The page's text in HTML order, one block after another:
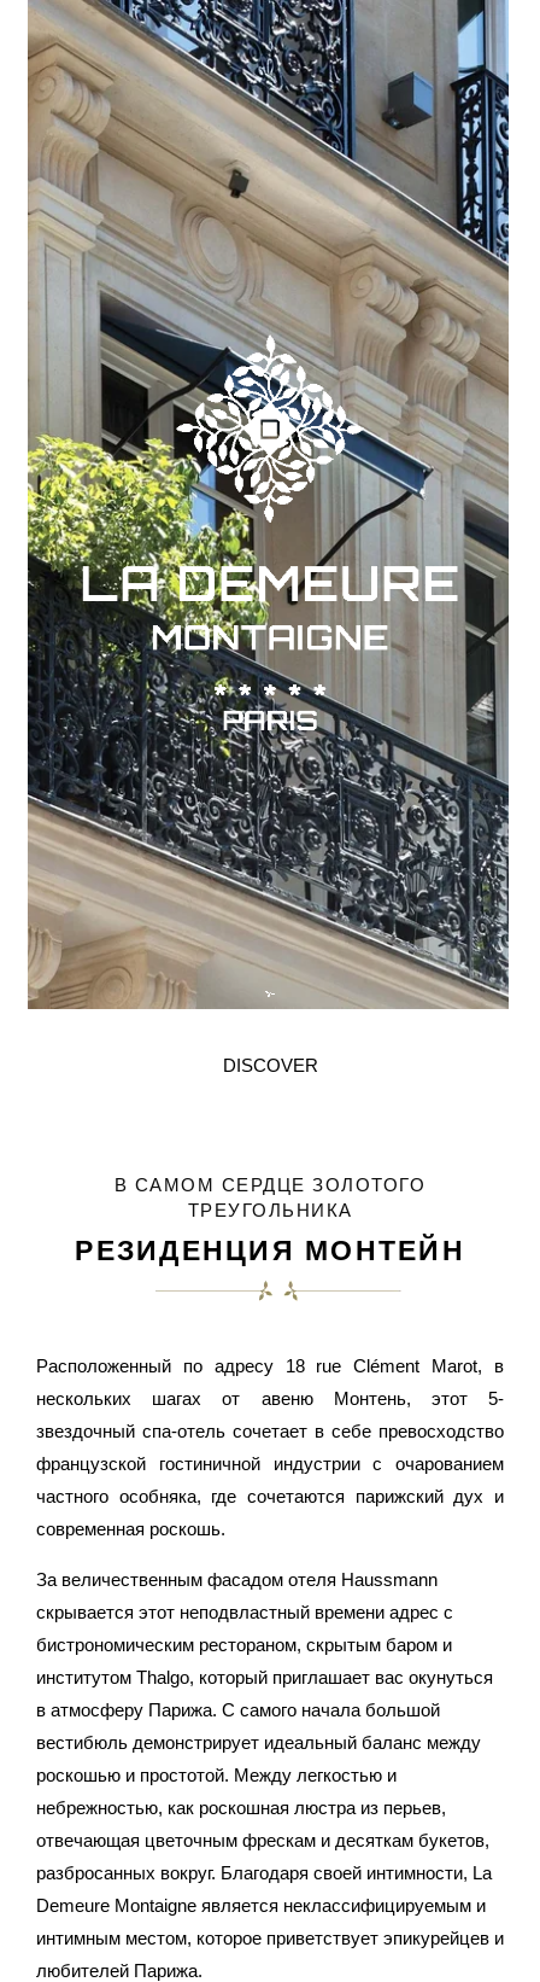
DISCOVER
В САМОМ СЕРДЦЕ ЗОЛОТОГО
ТРЕУГОЛЬНИКА
РЕЗИДЕНЦИЯ МОНТЕЙН
Расположенный по адресу 18 rue Clément Marot, в
нескольких шагах от авеню Монтень, этот 5-
звездочный спа-отель сочетает в себе превосходство
французской гостиничной индустрии с очарованием
частного особняка, где сочетаются парижский дух и
современная роскошь.
За величественным фасадом отеля Haussmann
скрывается этот неподвластный времени адрес с
бистрономическим рестораном, скрытым баром и
институтом Thalgo, который приглашает вас окунуться
в атмосферу Парижа. С самого начала большой
вестибюль демонстрирует идеальный баланс между
роскошью и простотой. Между легкостью и
небрежностью, как роскошная люстра из перьев,
отвечающая цветочным фрескам и десяткам букетов,
разбросанных вокруг. Благодаря своей интимности, La
Demeure Montaigne является неклассифицируемым и
интимным местом, которое приветствует эпикурейцев и
любителей Парижа.